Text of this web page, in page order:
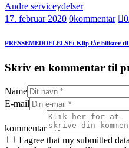
Andre serviceydelser
17. februar 2020 0kommentar 0
PRESSEMEDDELELSE: Klip får bilister
Skriv en kommentar til
Name
E-mail
kommentar
I agree that my submitted